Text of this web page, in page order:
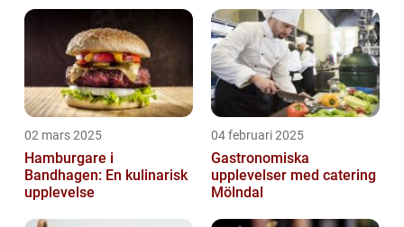
02 mars 2025
Hamburgare i
Bandhagen: En kulinarisk
upplevelse
04 februari 2025
Gastronomiska
upplevelser med catering
Mölndal